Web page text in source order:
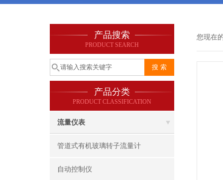
产品搜索
PRODUCT SEARCH
产品分类
PRODUCT CLASSIFICATION
流量仪表
管道式有机玻璃转子流量计
自动控制仪
您现在